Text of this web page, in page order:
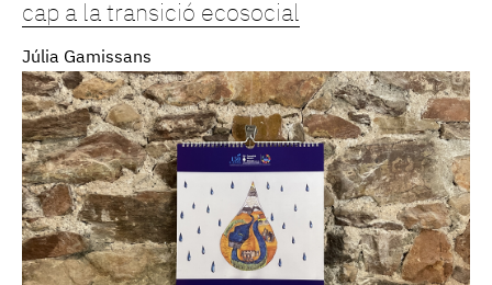
cap a la transició ecosocial
Júlia Gamissans